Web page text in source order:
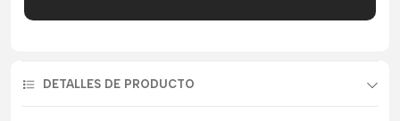
DETALLES DE PRODUCTO